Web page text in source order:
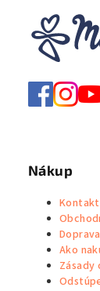
Nákup
Kontakt
Ako
Zásady